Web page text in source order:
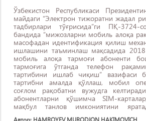
Ўзбекистон Республикаси
майдаги “Электрон тижоратни жадал
тадбирлари тўғрисида”ги ПҚ-
бандида “мижозларни мобиль алоқа
масофадан идентификация қилиш
ишлашини таъминлаш мақсадида
мобиль алоқа тармоғи абоненти
тармоғига ўтганда телефон
тартибини ишлаб чиқиш” вазифаси
тартибни амалда қўллаш, мобил
соғлом рақобатни вужудга
абонентларни қўшимча SIM-
мақбул танлов имкониятини